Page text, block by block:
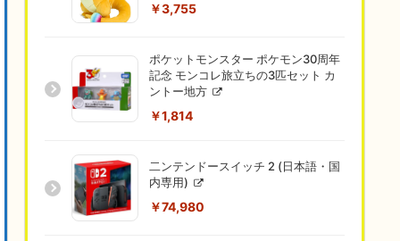
￥3,755
ポケットモンスター ポケモン30周年
記念 モンコレ旅立ちの3匹セット カ
ントー地方
￥1,814
二ンテンドースイッチ 2 (日本語・国
内専用)
￥74,980